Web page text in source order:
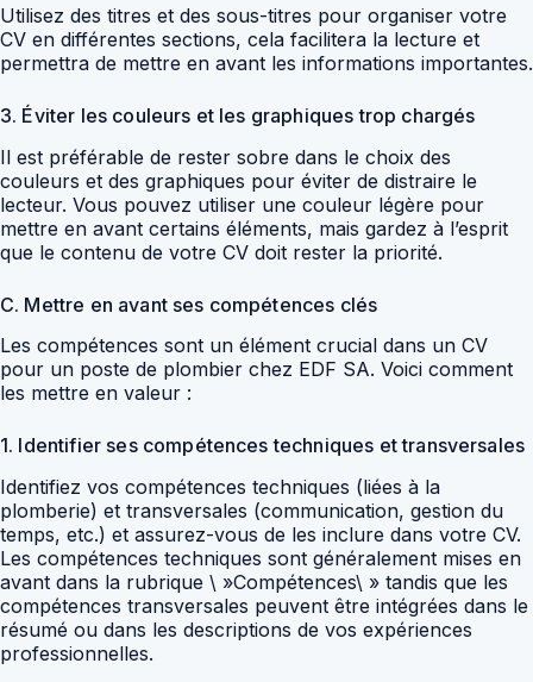
Utilisez des titres et des sous-titres pour organiser votre
CV en différentes sections, cela facilitera la lecture et
permettra de mettre en avant les informations importantes.
3. Éviter les couleurs et les graphiques trop chargés
Il est préférable de rester sobre dans le choix des
couleurs et des graphiques pour éviter de distraire le
lecteur. Vous pouvez utiliser une couleur légère pour
mettre en avant certains éléments, mais gardez à l’esprit
que le contenu de votre CV doit rester la priorité.
C. Mettre en avant ses compétences clés
Les compétences sont un élément crucial dans un CV
pour un poste de plombier chez EDF SA. Voici comment
les mettre en valeur :
1. Identifier ses compétences techniques et transversales
Identifiez vos compétences techniques (liées à la
plomberie) et transversales (communication, gestion du
temps, etc.) et assurez-vous de les inclure dans votre CV.
Les compétences techniques sont généralement mises en
avant dans la rubrique \ »Compétences\ » tandis que les
compétences transversales peuvent être intégrées dans le
résumé ou dans les descriptions de vos expériences
professionnelles.